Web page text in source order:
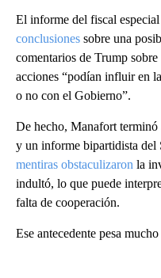
El informe del fiscal
conclusiones sobre una
comentarios de Trump
acciones “podían influir en
o no con el Gobierno”.
De hecho, Manafort terminó
y un informe bipartidista del
mentiras obstaculizaron la
indultó, lo que puede
falta de cooperación.
Ese antecedente pesa